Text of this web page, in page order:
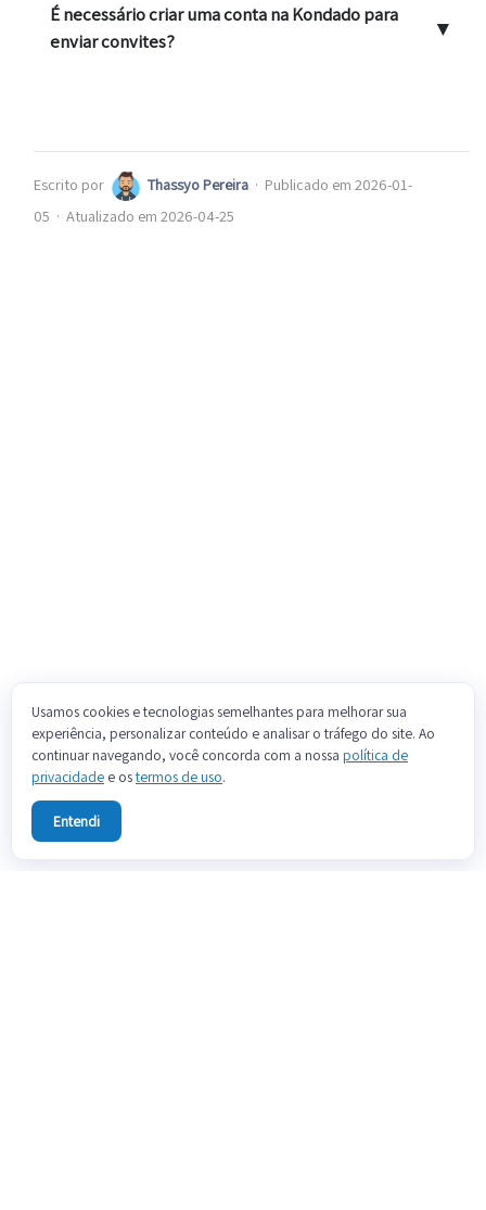
É necessário criar uma conta na Kondado para
enviar convites?
▼
Escrito por Thassyo Pereira · Publicado em 2026-01-
05 · Atualizado em 2026-04-25
Usamos cookies e tecnologias semelhantes para melhorar sua
experiência, personalizar conteúdo e analisar o tráfego do site. Ao
continuar navegando, você concorda com a nossa política de
privacidade e ostermos de uso.
Entendi